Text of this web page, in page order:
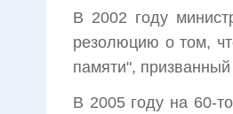
В 2002 году
резолюцию о том,
памяти",
В 2005 году на 60-